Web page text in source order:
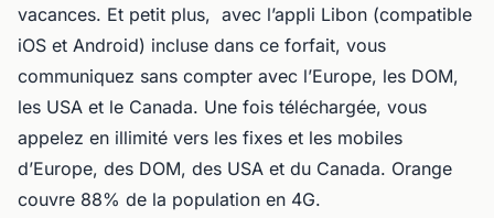
vacances. Et petit plus, avec l’appli Libon (compatible
iOS et Android) incluse dans ce forfait, vous
communiquez sans compter avec l’Europe, les DOM,
les USA et le Canada. Une fois téléchargée, vous
appelez en illimité vers les fixes et les mobiles
d’Europe, des DOM, des USA et du Canada. Orange
couvre 88% de la population en 4G.